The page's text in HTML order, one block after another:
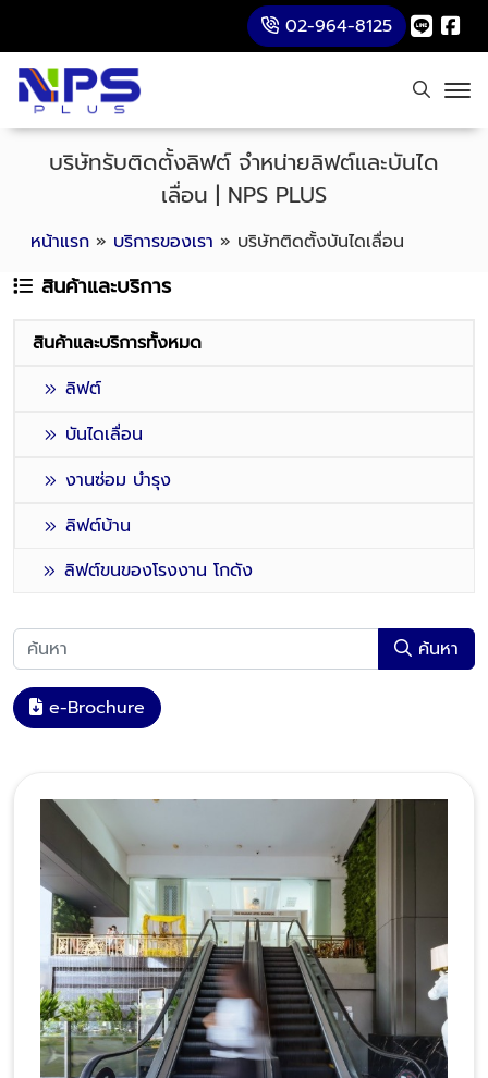
02-964-8125
หน้าแรก » บริการของเรา » บริษัทติดตั้งบันไดเลื่อน
บริษัทรับติดตั้งลิฟต์ จำหน่ายลิฟต์และบันได
เลื่อน | NPS PLUS
สินค้าและบริการ
สินค้าและบริการทั้งหมด
ลิฟต์
บันไดเลื่อน
งานซ่อม บำรุง
ลิฟต์บ้าน
ลิฟต์ขนของโรงงาน โกดัง
ค้นหา
e-Brochure